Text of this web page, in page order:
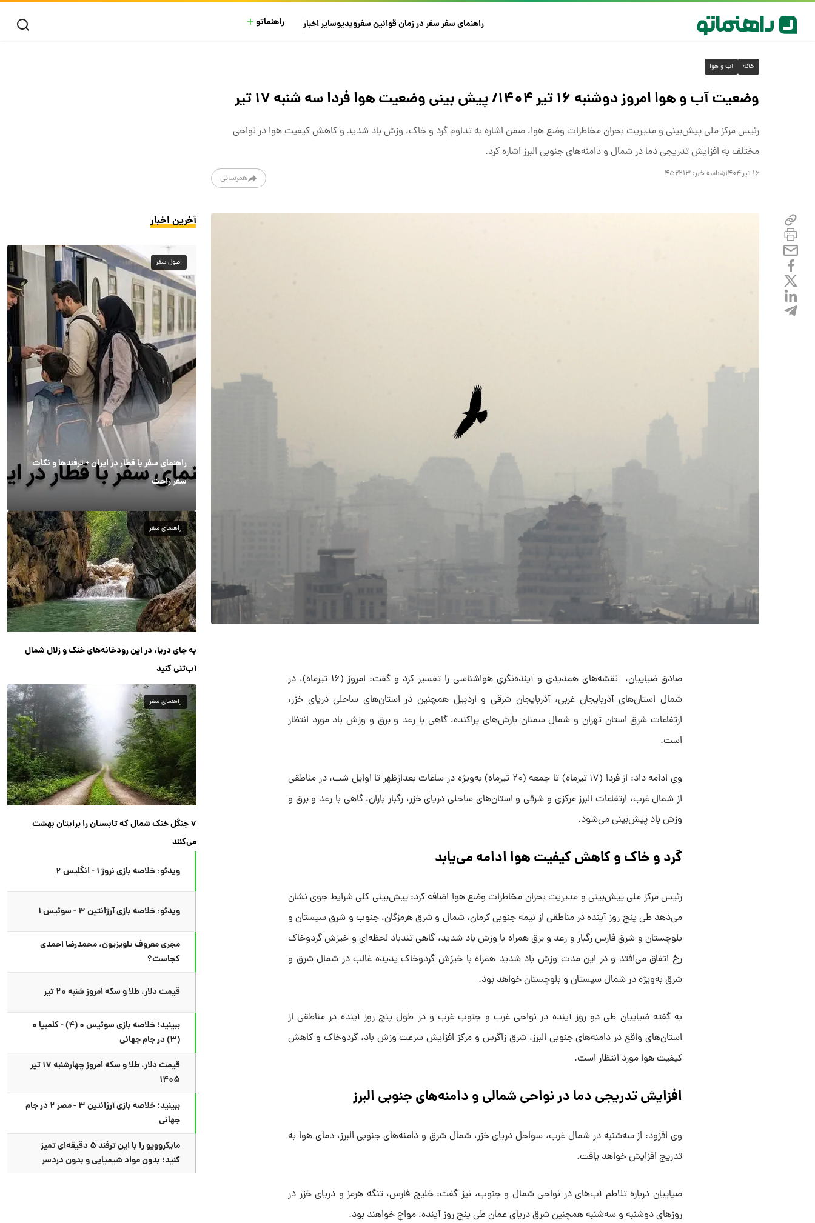
راهنمای سفرسفر در زمانقوانین سفرویدیوسایراخبار راهنماتو
خانه آب و هوا
وضعیت آب و هوا امروز دوشنبه ۱۶ تیر ۱۴۰۴/ پیش بینی وضعیت هوا فردا سه شنبه ۱۷ تیر
رئیس مرکز ملی پیش‌بینی و مدیریت بحران مخاطرات وضع هوا، ضمن اشاره به تداوم گرد و خاک، وزش باد شدید و کاهش کیفیت هوا در نواحی
مختلف به افزایش تدریجی دما در شمال و دامنه‌های جنوبی البرز اشاره کرد.
۱۶ تیر ۱۴۰۴ شناسه خبر: ۴۵۲۲۱۳ همرسانی
صادق ضیاییان، نقشه‌های همدیدی و آینده‌نگریِ هواشناسی را تفسیر کرد و گفت: امروز (۱۶ تیرماه)، در
شمال استان‌های آذربایجان غربی، آذربایجان شرقی و اردبیل همچنین در استان‌های ساحلی دریای خزر،
ارتفاعات شرق استان تهران و شمال سمنان بارش‌های پراکنده، گاهی با رعد و برق و وزش باد مورد انتظار
است.
وی ادامه داد: از فردا (۱۷ تیرماه) تا جمعه (۲۰ تیرماه) به‌ویژه در ساعات بعدازظهر تا اوایل شب، در مناطقی
از شمال غرب، ارتفاعات البرز مرکزی و شرقی و استان‌های ساحلی دریای خزر، رگبار باران، گاهی با رعد و برق و
وزش باد پیش‌بینی می‌شود.
گرد و خاک و کاهش کیفیت هوا ادامه می‌یابد
رئیس مرکز ملی پیش‌بینی و مدیریت بحران مخاطرات وضع هوا اضافه کرد: پیش‌بینی کلی شرایط جوی نشان
می‌دهد طی پنج روز آینده در مناطقی از نیمه جنوبی کرمان، شمال و شرق هرمزگان، جنوب و شرق سیستان و
بلوچستان و شرق فارس رگبار و رعد و برق همراه با وزش باد شدید، گاهی تندباد لحظه‌ای و خیزش گردوخاک
رخ اتفاق می‌افتد و در این مدت وزش باد شدید همراه با خیزش گردوخاک پدیده غالب در شمال شرق و
شرق به‌ویژه در شمال سیستان و بلوچستان خواهد بود.
به گفته ضیاییان طی دو روز آینده در نواحی غرب و جنوب غرب و در طول پنج روز آینده در مناطقی از
استان‌های واقع در دامنه‌های جنوبی البرز، شرق زاگرس و مرکز افزایش سرعت وزش باد، گردوخاک و کاهش
کیفیت هوا مورد انتظار است.
افزایش تدریجی دما در نواحی شمالی و دامنه‌های جنوبی البرز
وی افزود: از سه‌شنبه در شمال غرب، سواحل دریای خزر، شمال شرق و دامنه‌های جنوبی البرز، دمای هوا به
تدریج افزایش خواهد یافت.
ضیاییان درباره تلاطم آب‌های در نواحی شمال و جنوب، نیز گفت: خلیج فارس، تنگه هرمز و دریای خزر در
روزهای دوشنبه و سه‌شنبه همچنین شرق دریای عمان طی پنج روز آینده، مواج خواهند بود.
آخرین اخبار
اصول سفر
راهنمای سفر با قطار در ایران + ترفندها و نکات
سفر راحت
راهنمای سفر
به جای دریا، در این رودخانه‌های خنک و زلال شمال
آب‌تنی کنید
راهنمای سفر
۷ جنگل خنک شمال که تابستان را برایتان بهشت
می‌کنند
ویدئو: خلاصه بازی نروژ ۱ - انگلیس ۲
ویدئو: خلاصه بازی آرژانتین ۳ - سوئیس ۱
مجری معروف تلویزیون، محمدرضا احمدی
کجاست؟
قیمت دلار، طلا و سکه امروز شنبه ۲۰ تیر
ببینید؛ خلاصه بازی سوئیس ۰ (۴) - کلمبیا ۰
(۳) در جام جهانی
قیمت دلار، طلا و سکه امروز چهارشنبه ۱۷ تیر
۱۴۰۵
ببینید؛ خلاصه بازی آرژانتین ۳ - مصر ۲ در جام
جهانی
مایکروویو را با این ترفند ۵ دقیقه‌ای تمیز
کنید؛ بدون مواد شیمیایی و بدون دردسر